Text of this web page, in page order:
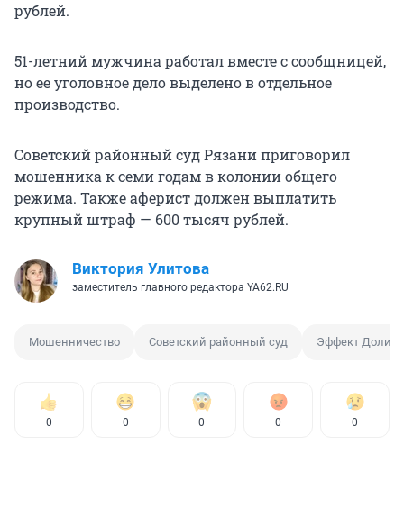
рублей.
51-летний мужчина работал вместе с сообщницей,
но ее уголовное дело выделено в отдельное
производство.
Советский районный суд Рязани приговорил
мошенника к семи годам в колонии общего
режима. Также аферист должен выплатить
крупный штраф — 600 тысяч рублей.
Виктория Улитова
заместитель главного редактора YA62.RU
Мошенничество Советский районный суд Эффект
0 0 0 0 0